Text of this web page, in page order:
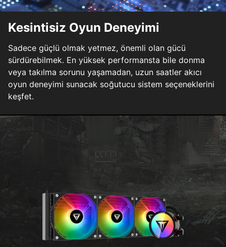
Kesintisiz Oyun Deneyimi
Sadece güçlü olmak yetmez, önemli olan gücü
sürdürebilmek. En yüksek performansta bile donma
veya takılma sorunu yaşamadan, uzun saatler akıcı
oyun deneyimi sunacak soğutucu sistem seçeneklerini
keşfet.